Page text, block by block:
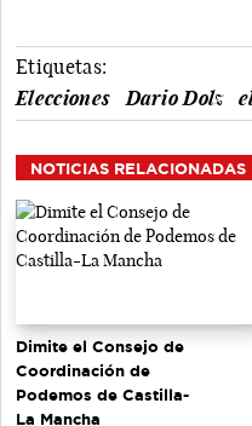
Etiquetas:
Elecciones
Dario Dolz
NOTICIAS RELACIONADAS
Dimite el Consejo de
Coordinación de
Podemos de Castilla-
La Mancha